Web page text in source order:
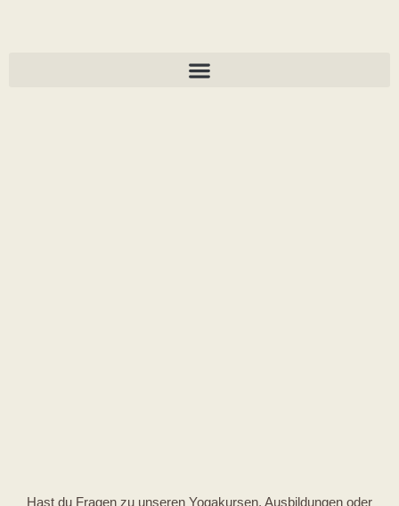
Hast du Fragen zu unseren Yogakursen, Ausbildungen oder